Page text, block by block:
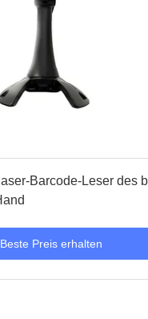
Barcode-Leser des
Beste Preis erhalten